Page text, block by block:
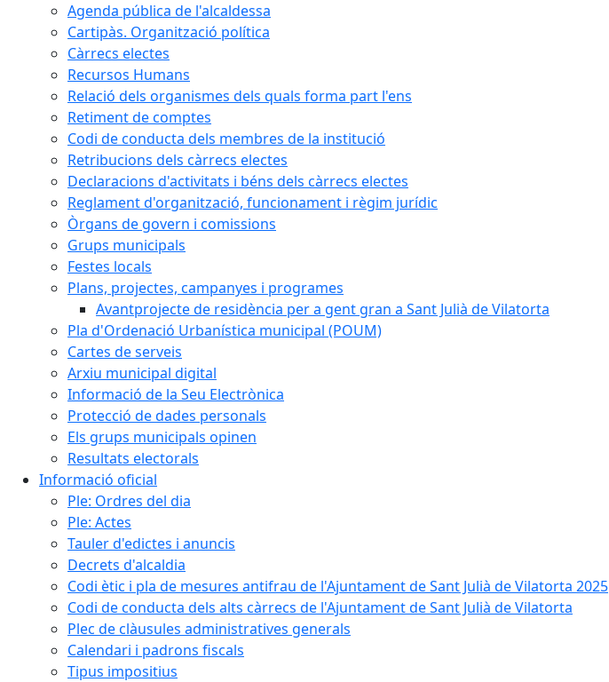
Agenda pública de l'alcaldessa
Cartipàs. Organització política
Càrrecs electes
Recursos Humans
Relació dels organismes dels quals forma part l'ens
Retiment de comptes
Codi de conducta dels membres de la institució
Retribucions dels càrrecs electes
Declaracions d'activitats i béns dels càrrecs electes
Reglament d'organització, funcionament i règim jurídic
Òrgans de govern i comissions
Grups municipals
Festes locals
Plans, projectes, campanyes i programes
Avantprojecte de residència per a gent gran a Sant Julià de Vilatorta
Pla d'Ordenació Urbanística municipal (POUM)
Cartes de serveis
Arxiu municipal digital
Informació de la Seu Electrònica
Protecció de dades personals
Els grups municipals opinen
Resultats electorals
Informació oficial
Ple: Ordres del dia
Ple: Actes
Tauler d'edictes i anuncis
Decrets d'alcaldia
Codi ètic i pla de mesures antifrau de l'Ajuntament de Sant Julià de Vilatorta 2025
Codi de conducta dels alts càrrecs de l'Ajuntament de Sant Julià de Vilatorta
Plec de clàusules administratives generals
Calendari i padrons fiscals
Tipus impositius